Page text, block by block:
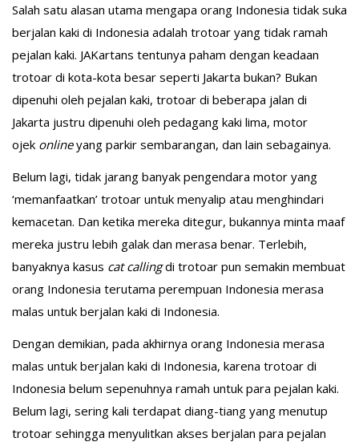
Salah satu alasan utama mengapa orang Indonesia tidak suka
berjalan kaki di Indonesia adalah trotoar yang tidak ramah
pejalan kaki. JAKartans tentunya paham dengan keadaan
trotoar di kota-kota besar seperti Jakarta bukan? Bukan
dipenuhi oleh pejalan kaki, trotoar di beberapa jalan di
Jakarta justru dipenuhi oleh pedagang kaki lima, motor
ojek onlineyang parkir sembarangan, dan lain sebagainya.
Belum lagi, tidak jarang banyak pengendara motor yang
‘memanfaatkan’ trotoar untuk menyalip atau menghindari
kemacetan. Dan ketika mereka ditegur, bukannya minta maaf
mereka justru lebih galak dan merasa benar. Terlebih,
banyaknya kasus cat callingdi trotoar pun semakin membuat
orang Indonesia terutama perempuan Indonesia merasa
malas untuk berjalan kaki di Indonesia.
Dengan demikian, pada akhirnya orang Indonesia merasa
malas untuk berjalan kaki di Indonesia, karena trotoar di
Indonesia belum sepenuhnya ramah untuk para pejalan kaki.
Belum lagi, sering kali terdapat diang-tiang yang menutup
trotoar sehingga menyulitkan akses berjalan para pejalan